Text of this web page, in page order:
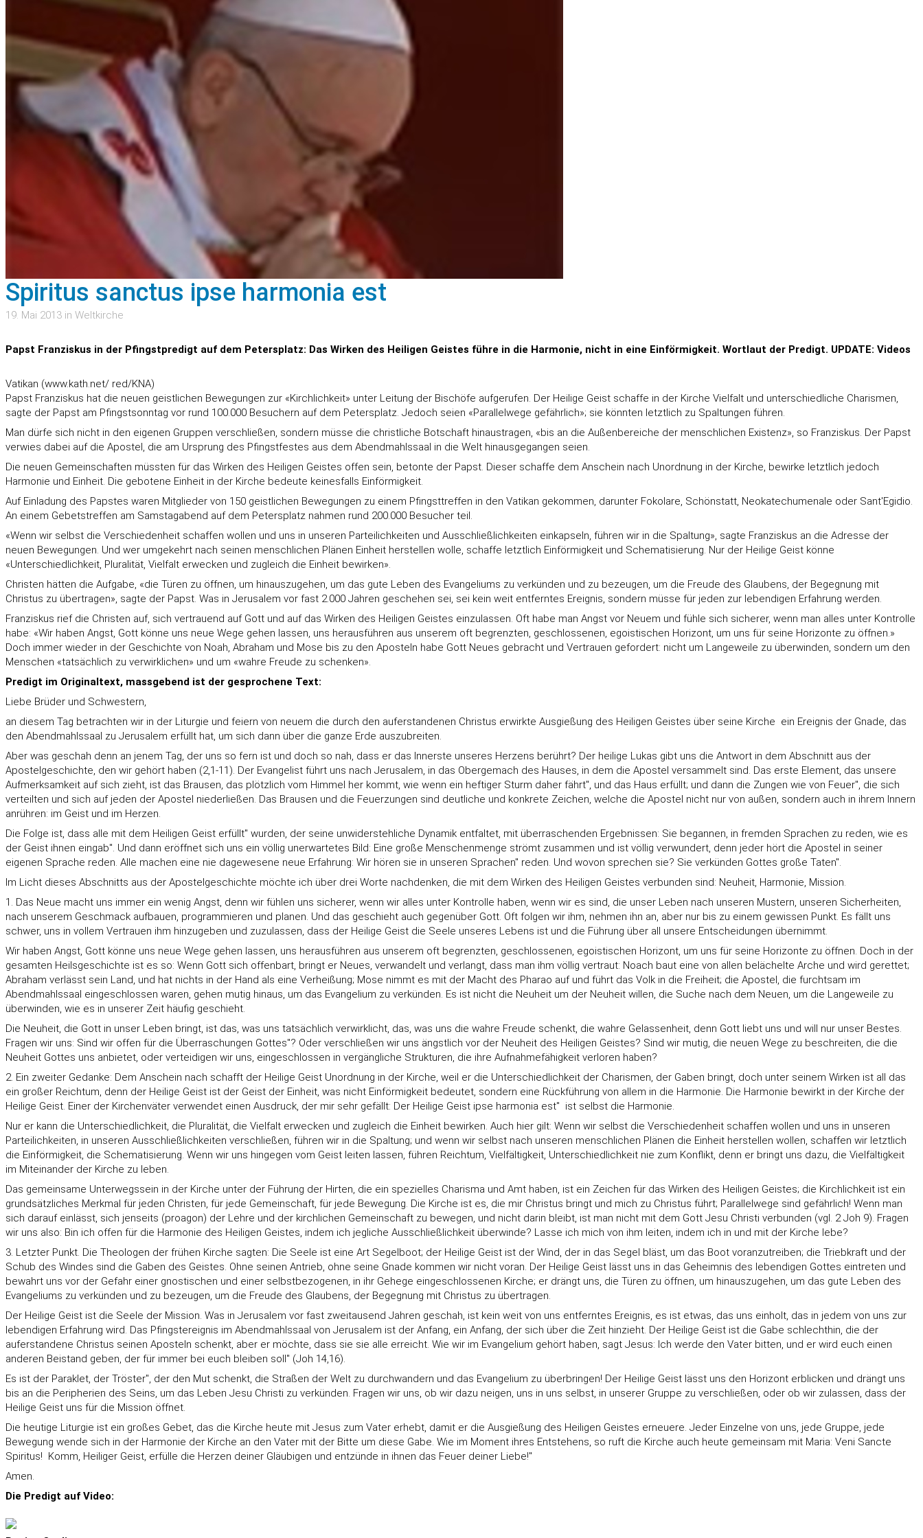
Spiritus sanctus ipse harmonia est
19. Mai 2013 in Weltkirche
Papst Franziskus in der Pfingstpredigt auf dem Petersplatz: Das Wirken des Heiligen Geistes führe in die Harmonie, nicht in eine Einförmigkeit. Wortlaut der Predigt. UPDATE: Videos
Vatikan (www.kath.net/ red/KNA)
Papst Franziskus hat die neuen geistlichen Bewegungen zur «Kirchlichkeit» unter Leitung der Bischöfe aufgerufen. Der Heilige Geist schaffe in der Kirche Vielfalt und unterschiedliche Charismen,
sagte der Papst am Pfingstsonntag vor rund 100.000 Besuchern auf dem Petersplatz. Jedoch seien «Parallelwege gefährlich»; sie könnten letztlich zu Spaltungen führen.
Man dürfe sich nicht in den eigenen Gruppen verschließen, sondern müsse die christliche Botschaft hinaustragen, «bis an die Außenbereiche der menschlichen Existenz», so Franziskus. Der Papst
verwies dabei auf die Apostel, die am Ursprung des Pfingstfestes aus dem Abendmahlssaal in die Welt hinausgegangen seien.
Die neuen Gemeinschaften müssten für das Wirken des Heiligen Geistes offen sein, betonte der Papst. Dieser schaffe dem Anschein nach Unordnung in der Kirche, bewirke letztlich jedoch
Harmonie und Einheit. Die gebotene Einheit in der Kirche bedeute keinesfalls Einförmigkeit.
Auf Einladung des Papstes waren Mitglieder von 150 geistlichen Bewegungen zu einem Pfingsttreffen in den Vatikan gekommen, darunter Fokolare, Schönstatt, Neokatechumenale oder Sant'Egidio.
An einem Gebetstreffen am Samstagabend auf dem Petersplatz nahmen rund 200.000 Besucher teil.
«Wenn wir selbst die Verschiedenheit schaffen wollen und uns in unseren Parteilichkeiten und Ausschließlichkeiten einkapseln, führen wir in die Spaltung», sagte Franziskus an die Adresse der
neuen Bewegungen. Und wer umgekehrt nach seinen menschlichen Plänen Einheit herstellen wolle, schaffe letztlich Einförmigkeit und Schematisierung. Nur der Heilige Geist könne
«Unterschiedlichkeit, Pluralität, Vielfalt erwecken und zugleich die Einheit bewirken».
Christen hätten die Aufgabe, «die Türen zu öffnen, um hinauszugehen, um das gute Leben des Evangeliums zu verkünden und zu bezeugen, um die Freude des Glaubens, der Begegnung mit
Christus zu übertragen», sagte der Papst. Was in Jerusalem vor fast 2.000 Jahren geschehen sei, sei kein weit entferntes Ereignis, sondern müsse für jeden zur lebendigen Erfahrung werden.
Franziskus rief die Christen auf, sich vertrauend auf Gott und auf das Wirken des Heiligen Geistes einzulassen. Oft habe man Angst vor Neuem und fühle sich sicherer, wenn man alles unter Kontrolle
habe: «Wir haben Angst, Gott könne uns neue Wege gehen lassen, uns herausführen aus unserem oft begrenzten, geschlossenen, egoistischen Horizont, um uns für seine Horizonte zu öffnen.»
Doch immer wieder in der Geschichte von Noah, Abraham und Mose bis zu den Aposteln habe Gott Neues gebracht und Vertrauen gefordert: nicht um Langeweile zu überwinden, sondern um den
Menschen «tatsächlich zu verwirklichen» und um «wahre Freude zu schenken».
Predigt im Originaltext, massgebend ist der gesprochene Text:
Liebe Brüder und Schwestern,
an diesem Tag betrachten wir in der Liturgie und feiern von neuem die durch den auferstandenen Christus erwirkte Ausgießung des Heiligen Geistes über seine Kirche  ein Ereignis der Gnade, das
den Abendmahlssaal zu Jerusalem erfüllt hat, um sich dann über die ganze Erde auszubreiten.
Aber was geschah denn an jenem Tag, der uns so fern ist und doch so nah, dass er das Innerste unseres Herzens berührt? Der heilige Lukas gibt uns die Antwort in dem Abschnitt aus der
Apostelgeschichte, den wir gehört haben (2,1-11). Der Evangelist führt uns nach Jerusalem, in das Obergemach des Hauses, in dem die Apostel versammelt sind. Das erste Element, das unsere
Aufmerksamkeit auf sich zieht, ist das Brausen, das plötzlich vom Himmel her kommt, wie wenn ein heftiger Sturm daher fährt", und das Haus erfüllt; und dann die Zungen wie von Feuer", die sich
verteilten und sich auf jeden der Apostel niederließen. Das Brausen und die Feuerzungen sind deutliche und konkrete Zeichen, welche die Apostel nicht nur von außen, sondern auch in ihrem Innern
anrühren: im Geist und im Herzen.
Die Folge ist, dass alle mit dem Heiligen Geist erfüllt" wurden, der seine unwiderstehliche Dynamik entfaltet, mit überraschenden Ergebnissen: Sie begannen, in fremden Sprachen zu reden, wie es
der Geist ihnen eingab". Und dann eröffnet sich uns ein völlig unerwartetes Bild: Eine große Menschenmenge strömt zusammen und ist völlig verwundert, denn jeder hört die Apostel in seiner
eigenen Sprache reden. Alle machen eine nie dagewesene neue Erfahrung: Wir hören sie in unseren Sprachen" reden. Und wovon sprechen sie? Sie verkünden Gottes große Taten".
Im Licht dieses Abschnitts aus der Apostelgeschichte möchte ich über drei Worte nachdenken, die mit dem Wirken des Heiligen Geistes verbunden sind: Neuheit, Harmonie, Mission.
1. Das Neue macht uns immer ein wenig Angst, denn wir fühlen uns sicherer, wenn wir alles unter Kontrolle haben, wenn wir es sind, die unser Leben nach unseren Mustern, unseren Sicherheiten,
nach unserem Geschmack aufbauen, programmieren und planen. Und das geschieht auch gegenüber Gott. Oft folgen wir ihm, nehmen ihn an, aber nur bis zu einem gewissen Punkt. Es fällt uns
schwer, uns in vollem Vertrauen ihm hinzugeben und zuzulassen, dass der Heilige Geist die Seele unseres Lebens ist und die Führung über all unsere Entscheidungen übernimmt.
Wir haben Angst, Gott könne uns neue Wege gehen lassen, uns herausführen aus unserem oft begrenzten, geschlossenen, egoistischen Horizont, um uns für seine Horizonte zu öffnen. Doch in der
gesamten Heilsgeschichte ist es so: Wenn Gott sich offenbart, bringt er Neues, verwandelt und verlangt, dass man ihm völlig vertraut: Noach baut eine von allen belächelte Arche und wird gerettet;
Abraham verlässt sein Land, und hat nichts in der Hand als eine Verheißung; Mose nimmt es mit der Macht des Pharao auf und führt das Volk in die Freiheit; die Apostel, die furchtsam im
Abendmahlssaal eingeschlossen waren, gehen mutig hinaus, um das Evangelium zu verkünden. Es ist nicht die Neuheit um der Neuheit willen, die Suche nach dem Neuen, um die Langeweile zu
überwinden, wie es in unserer Zeit häufig geschieht.
Die Neuheit, die Gott in unser Leben bringt, ist das, was uns tatsächlich verwirklicht, das, was uns die wahre Freude schenkt, die wahre Gelassenheit, denn Gott liebt uns und will nur unser Bestes.
Fragen wir uns: Sind wir offen für die Überraschungen Gottes"? Oder verschließen wir uns ängstlich vor der Neuheit des Heiligen Geistes? Sind wir mutig, die neuen Wege zu beschreiten, die die
Neuheit Gottes uns anbietet, oder verteidigen wir uns, eingeschlossen in vergängliche Strukturen, die ihre Aufnahmefähigkeit verloren haben?
2. Ein zweiter Gedanke: Dem Anschein nach schafft der Heilige Geist Unordnung in der Kirche, weil er die Unterschiedlichkeit der Charismen, der Gaben bringt, doch unter seinem Wirken ist all das
ein großer Reichtum, denn der Heilige Geist ist der Geist der Einheit, was nicht Einförmigkeit bedeutet, sondern eine Rückführung von allem in die Harmonie. Die Harmonie bewirkt in der Kirche der
Heilige Geist. Einer der Kirchenväter verwendet einen Ausdruck, der mir sehr gefällt: Der Heilige Geist ipse harmonia est"  ist selbst die Harmonie.
Nur er kann die Unterschiedlichkeit, die Pluralität, die Vielfalt erwecken und zugleich die Einheit bewirken. Auch hier gilt: Wenn wir selbst die Verschiedenheit schaffen wollen und uns in unseren
Parteilichkeiten, in unseren Ausschließlichkeiten verschließen, führen wir in die Spaltung; und wenn wir selbst nach unseren menschlichen Plänen die Einheit herstellen wollen, schaffen wir letztlich
die Einförmigkeit, die Schematisierung. Wenn wir uns hingegen vom Geist leiten lassen, führen Reichtum, Vielfältigkeit, Unterschiedlichkeit nie zum Konflikt, denn er bringt uns dazu, die Vielfältigkeit
im Miteinander der Kirche zu leben.
Das gemeinsame Unterwegssein in der Kirche unter der Führung der Hirten, die ein spezielles Charisma und Amt haben, ist ein Zeichen für das Wirken des Heiligen Geistes; die Kirchlichkeit ist ein
grundsätzliches Merkmal für jeden Christen, für jede Gemeinschaft, für jede Bewegung. Die Kirche ist es, die mir Christus bringt und mich zu Christus führt; Parallelwege sind gefährlich! Wenn man
sich darauf einlässt, sich jenseits (proagon) der Lehre und der kirchlichen Gemeinschaft zu bewegen, und nicht darin bleibt, ist man nicht mit dem Gott Jesu Christi verbunden (vgl. 2 Joh 9). Fragen
wir uns also: Bin ich offen für die Harmonie des Heiligen Geistes, indem ich jegliche Ausschließlichkeit überwinde? Lasse ich mich von ihm leiten, indem ich in und mit der Kirche lebe?
3. Letzter Punkt. Die Theologen der frühen Kirche sagten: Die Seele ist eine Art Segelboot; der Heilige Geist ist der Wind, der in das Segel bläst, um das Boot voranzutreiben; die Triebkraft und der
Schub des Windes sind die Gaben des Geistes. Ohne seinen Antrieb, ohne seine Gnade kommen wir nicht voran. Der Heilige Geist lässt uns in das Geheimnis des lebendigen Gottes eintreten und
bewahrt uns vor der Gefahr einer gnostischen und einer selbstbezogenen, in ihr Gehege eingeschlossenen Kirche; er drängt uns, die Türen zu öffnen, um hinauszugehen, um das gute Leben des
Evangeliums zu verkünden und zu bezeugen, um die Freude des Glaubens, der Begegnung mit Christus zu übertragen.
Der Heilige Geist ist die Seele der Mission. Was in Jerusalem vor fast zweitausend Jahren geschah, ist kein weit von uns entferntes Ereignis, es ist etwas, das uns einholt, das in jedem von uns zur
lebendigen Erfahrung wird. Das Pfingstereignis im Abendmahlssaal von Jerusalem ist der Anfang, ein Anfang, der sich über die Zeit hinzieht. Der Heilige Geist ist die Gabe schlechthin, die der
auferstandene Christus seinen Aposteln schenkt, aber er möchte, dass sie sie alle erreicht. Wie wir im Evangelium gehört haben, sagt Jesus: Ich werde den Vater bitten, und er wird euch einen
anderen Beistand geben, der für immer bei euch bleiben soll" (Joh 14,16).
Es ist der Paraklet, der Tröster", der den Mut schenkt, die Straßen der Welt zu durchwandern und das Evangelium zu überbringen! Der Heilige Geist lässt uns den Horizont erblicken und drängt uns
bis an die Peripherien des Seins, um das Leben Jesu Christi zu verkünden. Fragen wir uns, ob wir dazu neigen, uns in uns selbst, in unserer Gruppe zu verschließen, oder ob wir zulassen, dass der
Heilige Geist uns für die Mission öffnet.
Die heutige Liturgie ist ein großes Gebet, das die Kirche heute mit Jesus zum Vater erhebt, damit er die Ausgießung des Heiligen Geistes erneuere. Jeder Einzelne von uns, jede Gruppe, jede
Bewegung wende sich in der Harmonie der Kirche an den Vater mit der Bitte um diese Gabe. Wie im Moment ihres Entstehens, so ruft die Kirche auch heute gemeinsam mit Maria: Veni Sancte
Spiritus!  Komm, Heiliger Geist, erfülle die Herzen deiner Gläubigen und entzünde in ihnen das Feuer deiner Liebe!"
Amen.
Die Predigt auf Video: